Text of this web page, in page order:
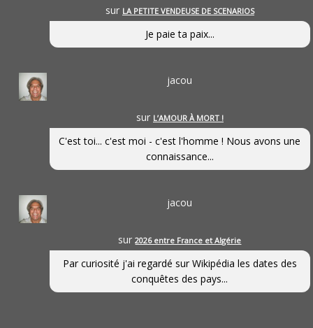
sur LA PETITE VENDEUSE DE SCENARIOS
Je paie ta paix...
jacou
sur L’AMOUR À MORT !
C'est toi... c'est moi - c'est l'homme ! Nous avons une
connaissance...
jacou
sur2026 entre France et Algérie
Par curiosité j'ai regardé sur Wikipédia les dates des
conquêtes des pays...